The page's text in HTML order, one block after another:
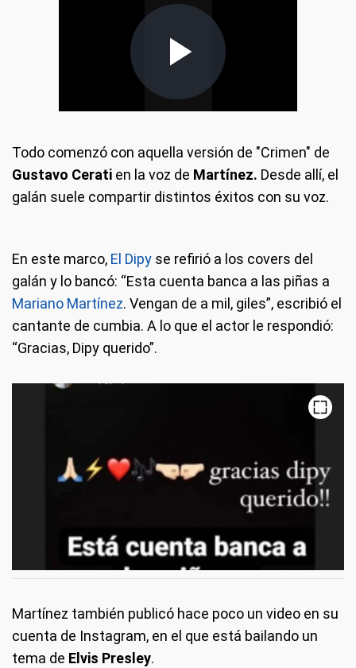
Todo comenzó con aquella versión de "Crimen" de
Gustavo Cerati en la voz de Martínez. Desde allí, el
galán suele compartir distintos éxitos con su voz.
En este marco, El Dipy se refirió a los covers del
galán y lo bancó: “Esta cuenta banca a las piñas a
Mariano Martínez. Vengan de a mil, giles”, escribió el
cantante de cumbia. A lo que el actor le respondió:
“Gracias, Dipy querido”.
Martínez también publicó hace poco un video en su
cuenta de Instagram, en el que está bailando un
tema de Elvis Presley.